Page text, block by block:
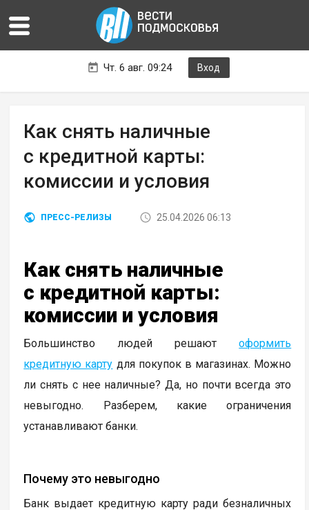
Чт. 6 авг. 09:24 Вход
Как снять наличные
с кредитной карты:
комиссии и условия
ПРЕСС-РЕЛИЗЫ 25.04.2026 06:13
Как снять наличные
с кредитной карты:
комиссии и условия
Большинство людей решаютоформить
кредитную карту для покупок в магазинах. Можно
ли снять с нее наличные? Да, но почти всегда это
невыгодно. Разберем, какие ограничения
устанавливают банки.
Почему это невыгодно
Банк выдает кредитную карту ради безналичных